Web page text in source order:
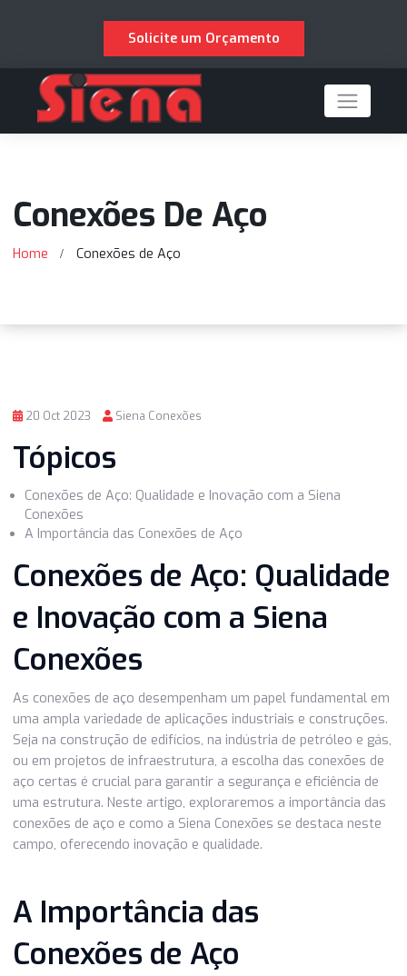
Solicite um Orçamento
Conexões De Aço
20 Oct 2023
Tópicos
Conexões
A Importância das Conexões de Aço
Conexões de Aço:
e Inovação com a Siena
Conexões
As conexões de aço desempenham um papel
uma ampla variedade de aplicações industriais e
Seja na construção de edifícios, na indústria de petróleo e
ou em projetos de infraestrutura, a escolha das
conexões de aço e como a Siena Conexões se destaca
campo, oferecendo inovação e qualidade.